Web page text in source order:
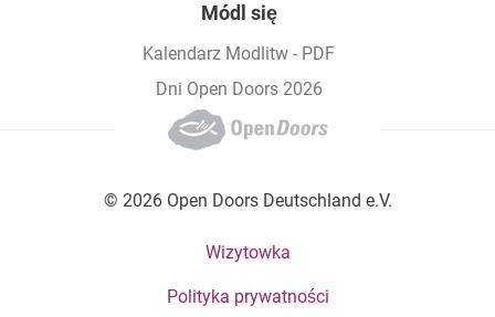
Módl się
Kalendarz Modlitw - PDF
Dni Open Doors 2026
© 2026 Open Doors Deutschland e.V.
Footer bottom menuWizytowka
Polityka prywatności